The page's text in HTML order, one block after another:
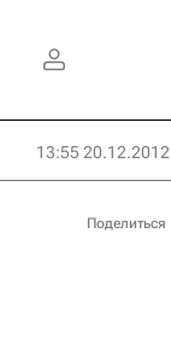
13:55 20.12.2012
Поделиться